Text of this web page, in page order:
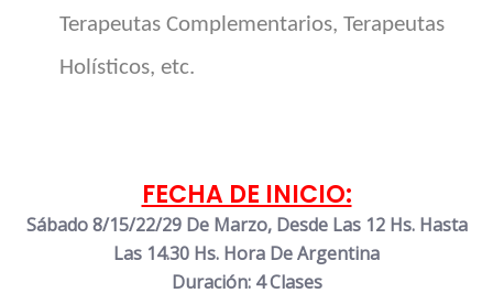
Terapeutas Complementarios, Terapeutas
Holísticos, etc.
FECHA DE INICIO:
Sábado 8/15/22/29 De Marzo, Desde Las 12 Hs. Hasta
Las 14.30 Hs. Hora De Argentina
Duración: 4 Clases